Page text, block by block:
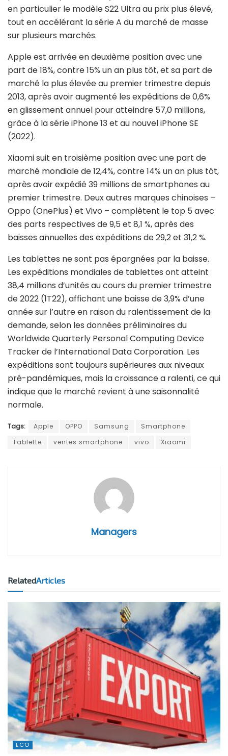
en particulier le modèle S22 Ultra au prix plus élevé,
tout en accélérant la série A du marché de masse
sur plusieurs marchés.
Apple est arrivée en deuxième position avec une
part de 18%, contre 15% un an plus tôt, et sa part de
marché la plus élevée au premier trimestre depuis
2013, après avoir augmenté les expéditions de 0,6%
en glissement annuel pour atteindre 57,0 millions,
grâce à la série iPhone 13 et au nouvel iPhone SE
(2022).
Xiaomi suit en troisième position avec une part de
marché mondiale de 12,4%, contre 14% un an plus tôt,
après avoir expédié 39 millions de smartphones au
premier trimestre. Deux autres marques chinoises –
Oppo (OnePlus) et Vivo – complètent le top 5 avec
des parts respectives de 9,5 et 8,1 %, après des
baisses annuelles des expéditions de 29,2 et 31,2 %.
Les tablettes ne sont pas épargnées par la baisse.
Les expéditions mondiales de tablettes ont atteint
38,4 millions d’unités au cours du premier trimestre
de 2022 (1T22), affichant une baisse de 3,9% d’une
année sur l’autre en raison du ralentissement de la
demande, selon les données préliminaires du
Worldwide Quarterly Personal Computing Device
Tracker de l’International Data Corporation. Les
expéditions sont toujours supérieures aux niveaux
pré-pandémiques, mais la croissance a ralenti, ce qui
indique que le marché revient à une saisonnalité
normale.
Tags: Apple OPPO Samsung
Smartphone
Tablette
ventes smartphone vivo Xiaomi
Managers
RelatedArticles
ECO